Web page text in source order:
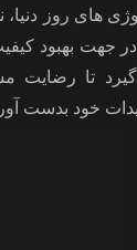
های روز
جهت بهبود
گیرد تا رضایت
خود بدست